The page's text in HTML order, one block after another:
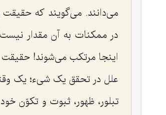
مى‌دانند. مى‌گویند که
در ممکنات به آن مقدار
اینجا مرتکب مى‌شوند!
علل در تحقق یک شى‌ء؛ یک
تبلور، ظهور، ثبوت و تکوّن